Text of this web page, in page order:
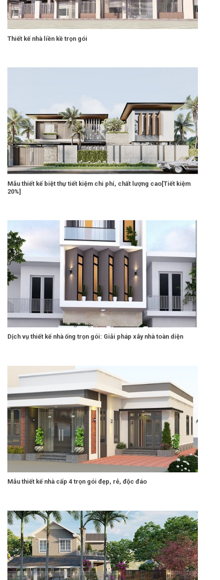
Thiết kế nhà liền kề trọn gói
Mẫu thiết kế biệt thự tiết kiệm chi phí, chất lượng cao[Tiết kiệm
20%]
Dịch vụ thiết kế nhà ống trọn gói: Giải pháp xây nhà toàn diện
Mẫu thiết kế nhà cấp 4 trọn gói đẹp, rẻ, độc đáo